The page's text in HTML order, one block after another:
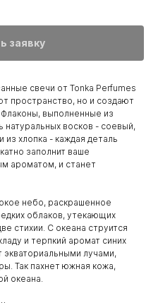
заявку
свечи от Tonka Perfumes
пространство, но и создают
выполненные из
натуральных восков - соевый,
хлопка - каждая деталь
заполнит ваше
ароматом, и станет
небо, раскрашенное
облаков, утекающих
стихии. С океана струится
и терпкий аромат синих
лучами,
Так пахнет южная кожа,
океана.